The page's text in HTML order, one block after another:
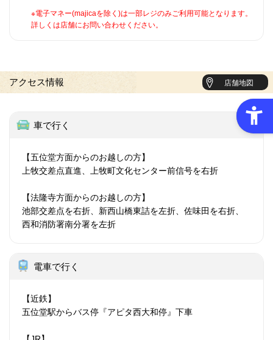
※電子マネー(majicaを除く)は一部レジのみご利用可能となります。
詳しくは店舗にお問い合わせください。
アクセス情報 店舗地図
車で行く
【五位堂方面からのお越しの方】
上牧交差点直進、上牧町文化センター前信号を右折
【法隆寺方面からのお越しの方】
池部交差点を右折、新西山橋東詰を左折、佐味田を右折、
西和消防署南分署を左折
電車で行く
【近鉄】
五位堂駅からバス停『アピタ西大和停』下車